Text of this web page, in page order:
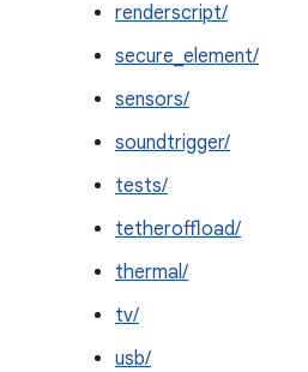
renderscript/
secure_element/
sensors/
soundtrigger/
tests/
tetheroffload/
thermal/
tv/
usb/